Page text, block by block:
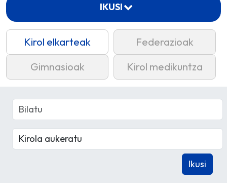
Kirol elkarteak
Federazioak
Gimnasioak
Kirol medikuntza
IKUSI